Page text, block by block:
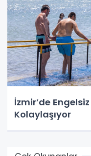
İzmir’de
Kolaylaşıyor